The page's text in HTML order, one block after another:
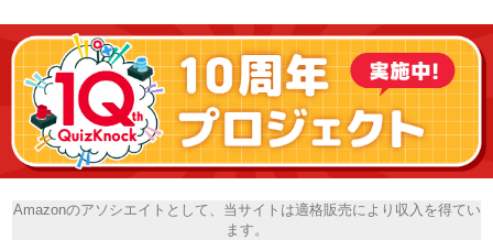
Amazonのアソシエイトとして、当サイトは適格販売により収入を得てい
ます。